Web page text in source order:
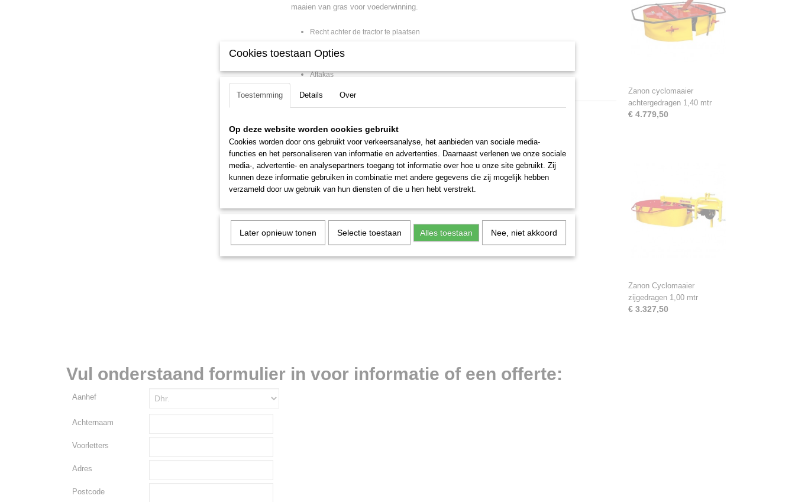
maaien van gras voor voederwinning.
Recht achter de tractor te plaatsen
Speciaal voor compacttractoren van 18 tot 40 pk
Aftakas
Zanon cyclomaaier
achtergedragen 1,40 mtr
€ 4.779,50
Zanon Cyclomaaier
zijgedragen 1,00 mtr
€ 3.327,50
Vul onderstaand formulier in voor informatie of een offerte:
Aanhef
Achternaam
Voorletters
Adres
Postcode
Cookies toestaan Opties
Toestemming Details Over
Op deze website worden cookies gebruikt
Cookies worden door ons gebruikt voor verkeersanalyse, het aanbieden van sociale media-
functies en het personaliseren van informatie en advertenties. Daarnaast verlenen we onze sociale
media-, advertentie- en analysepartners toegang tot informatie over hoe u onze site gebruikt. Zij
kunnen deze informatie gebruiken in combinatie met andere gegevens die zij mogelijk hebben
verzameld door uw gebruik van hun diensten of die u hen hebt verstrekt.
Later opnieuw tonen Selectie toestaan Alles toestaan Nee, niet akkoord